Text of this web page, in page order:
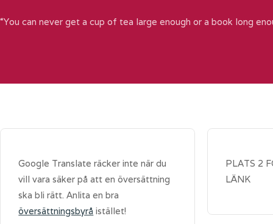
“You can never get a cup of tea large enough or a book long
Google Translate räcker inte när du
vill vara säker på att en översättning
ska bli rätt. Anlita en bra
översättningsbyrå istället!
PLATS 2
LÄNK